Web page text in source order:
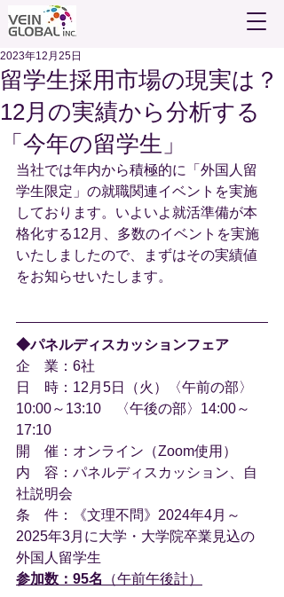
留学生採用市場の現実は？
12月の実績から分析する
「今年の留学生」
2023年12月25日
当社では年内から積極的に「外国人留
学生限定」の就職関連イベントを実施
しております。いよいよ就活準備が本
格化する12月、多数のイベントを実施
いたしましたので、まずはその実績値
をお知らせいたします。
◆パネルディスカッションフェア
企　業：6社
日　時：12月5日（火）〈午前の部〉
10:00～13:10　〈午後の部〉14:00～
17:10
開　催：オンライン（Zoom使用）
内　容：パネルディスカッション、自
社説明会
条　件：《文理不問》2024年4月～
2025年3月に大学・大学院卒業見込の
外国人留学生
参加数：95名
（午前午後計）